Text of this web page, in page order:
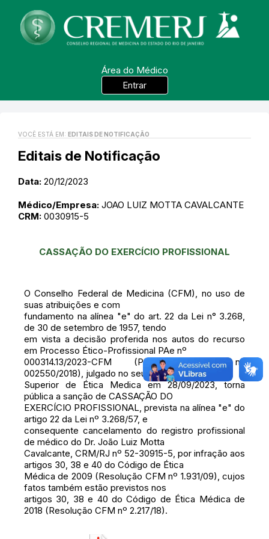
Área do Médico
Entrar
VOCÊ ESTÁ EM: EDITAIS DE NOTIFICAÇÃO
Editais de Notificação
Data: 20/12/2023
Médico/Empresa: JOAO LUIZ MOTTA CAVALCANTE
CRM: 0030915-5
CASSAÇÃO DO EXERCÍCIO PROFISSIONAL
O Conselho Federal de Medicina (CFM), no uso de
suas atribuições e com
fundamento na alínea "e" do art. 22 da Lei n° 3.268,
de 30 de setembro de 1957, tendo
em vista a decisão proferida nos autos do recurso
em Processo Ético-Profissional PAe nº
000314.13/2023-CFM (PEP CRM-RJ nº
002550/2018), julgado no seu Pleno do Tribunal
Superior de Ética Medica em 28/09/2023, torna
pública a sanção de CASSAÇÃO DO
EXERCÍCIO PROFISSIONAL, prevista na alínea "e" do
artigo 22 da Lei nº 3.268/57, e
consequente cancelamento do registro profissional
de médico do Dr. João Luiz Motta
Cavalcante, CRM/RJ nº 52-30915-5, por infração aos
artigos 30, 38 e 40 do Código de Ética
Médica de 2009 (Resolução CFM nº 1.931/09), cujos
fatos também estão previstos nos
artigos 30, 38 e 40 do Código de Ética Médica de
2018 (Resolução CFM nº 2.217/18).